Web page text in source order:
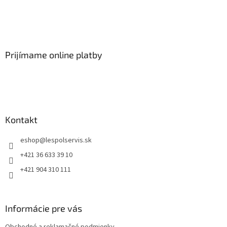
Prijímame online platby
Kontakt
eshop@lespolservis.sk
+421 36 633 39 10
+421 904 310 111
Informácie pre vás